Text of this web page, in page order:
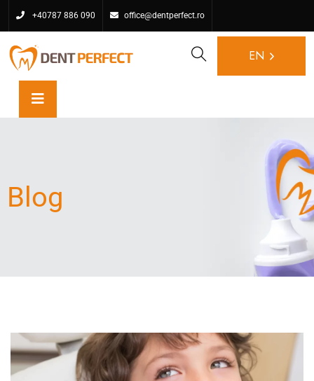
+40787 886 090 office@dentperfect.ro
EN
Blog